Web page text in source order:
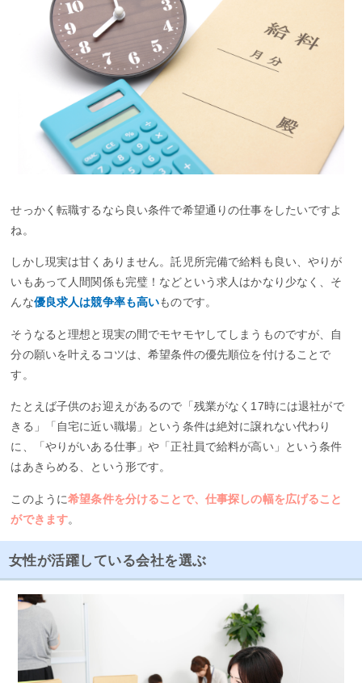
せっかく転職するなら良い条件で希望通りの仕事をしたいですよ
ね。
しかし現実は甘くありません。託児所完備で給料も良い、やりが
いもあって人間関係も完璧！などという求人はかなり少なく、そ
んな優良求人は競争率も高いものです。
そうなると理想と現実の間でモヤモヤしてしまうものですが、自
分の願いを叶えるコツは、希望条件の優先順位を付けることで
す。
たとえば子供のお迎えがあるので「残業がなく17時には退社がで
きる」「自宅に近い職場」という条件は絶対に譲れない代わり
に、「やりがいある仕事」や「正社員で給料が高い」という条件
はあきらめる、という形です。
このように希望条件を分けることで、仕事探しの幅を広げること
ができます。
女性が活躍している会社を選ぶ